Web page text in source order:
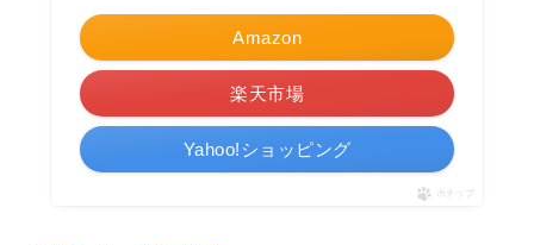
Amazon
楽天市場
Yahoo!ショッピング
ポチップ